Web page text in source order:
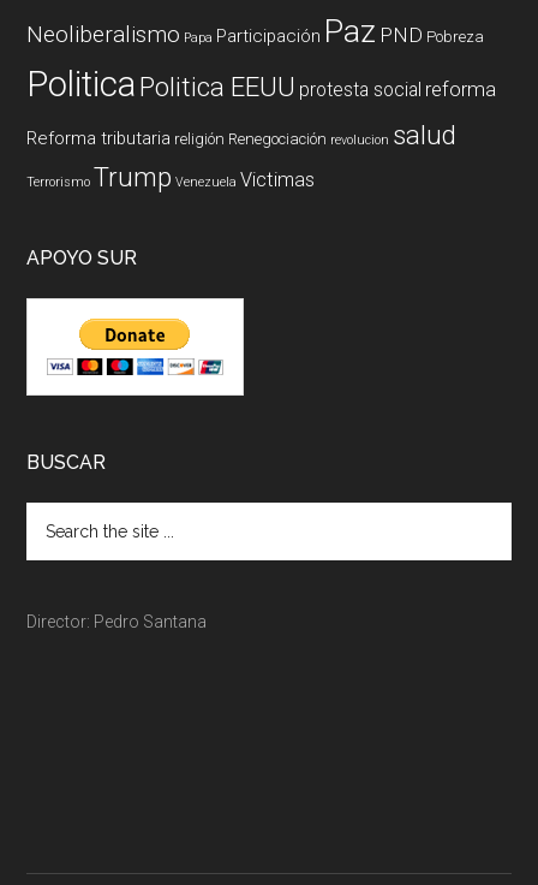
Neoliberalismo Papa Participación Paz PND Pobreza
PoliticaPolitica EEUU protesta social reforma
Reforma tributaria religión Renegociación revolucion salud
Terrorismo Trump Venezuela Victimas
APOYO SUR
BUSCAR
Director: Pedro Santana